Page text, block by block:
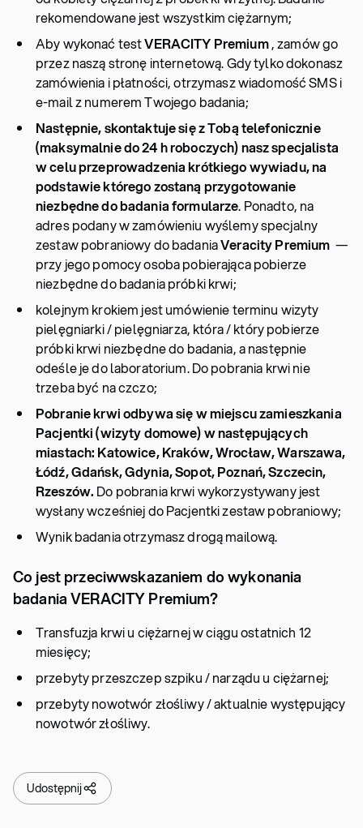
rekomendowane jest wszystkim ciężarnym;
Aby wykonać testVERACITY Premium, zamów go
przez naszą stronę internetową. Gdy tylko dokonasz
zamówienia i płatności, otrzymasz wiadomość SMS i
e-mail z numerem Twojego badania;
Następnie, skontaktuje się z Tobą telefonicznie
(maksymalnie do 24 h roboczych) nasz specjalista
w celu przeprowadzenia krótkiego wywiadu, na
podstawie którego zostaną przygotowanie
niezbędne do badania formularze. Ponadto, na
adres podany w zamówieniu wyślemy specjalny
zestaw pobraniowy do badaniaVeracity Premium —
przy jego pomocy osoba pobierająca pobierze
niezbędne do badania próbki krwi;
kolejnym krokiem jest umówienie terminu wizyty
pielęgniarki / pielęgniarza, która / który pobierze
próbki krwi niezbędne do badania, a następnie
odeśle je do laboratorium. Do pobrania krwi nie
trzeba być na czczo;
Pobranie krwi odbywa się w miejscu zamieszkania
Pacjentki (wizyty domowe)w następujących
miastach: Katowice, Kraków, Wrocław, Warszawa,
Łódź, Gdańsk, Gdynia, Sopot, Poznań, Szczecin,
Rzeszów. Do pobrania krwi wykorzystywany jest
wysłany wcześniej do Pacjentki zestaw pobraniowy;
Wynik badania otrzymasz drogą mailową.
Co jest przeciwwskazaniem do wykonania
badania VERACITY Premium?
Transfuzja krwi u ciężarnej w ciągu ostatnich 12
miesięcy;
przebyty przeszczep szpiku / narządu u ciężarnej;
przebyty nowotwór złośliwy / aktualnie występujący
nowotwór złośliwy.
Udostępnij